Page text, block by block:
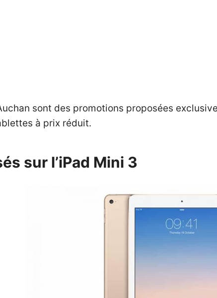
sont des promotions proposées
à prix réduit.
sur l’iPad Mini 3